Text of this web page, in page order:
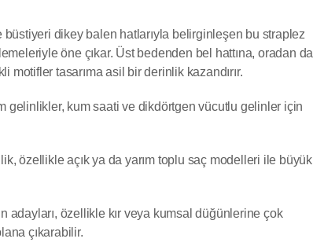
dikey balen hatlarıyla belirginleşen bu straplez
öne çıkar. Üst bedenden bel hattına, oradan da
tasarıma asil bir derinlik kazandırır.
gelinlikler, kum saati ve dikdörtgen vücutlu gelinler için
özellikle açık ya da yarım toplu saç modelleri ile büyük
adayları, özellikle kır veya kumsal düğünlerine çok
çıkarabilir.